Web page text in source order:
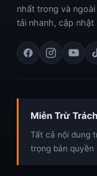
nhất trong và
tải nhanh, cập nhật
Miễn Trừ
Tất cả nội dung
trọng bản